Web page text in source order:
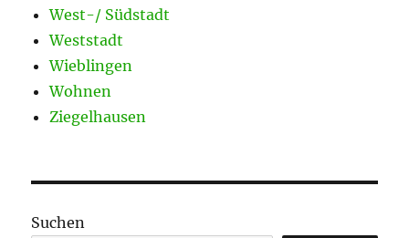
West-/ Südstadt
Weststadt
Wieblingen
Wohnen
Ziegelhausen
Suchen